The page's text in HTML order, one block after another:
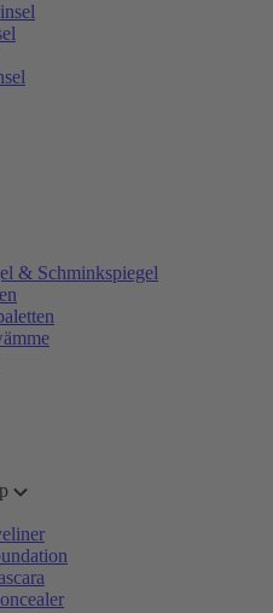
& Schminkspiegel